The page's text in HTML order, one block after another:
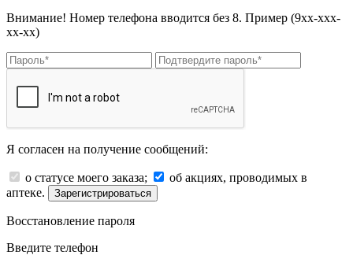
Внимание! Номер телефона вводится без 8. Пример (9хх-ххх-
хх-хх)
Я согласен на получение сообщений:
о статусе моего заказа;
об акциях, проводимых в
аптеке.
Зарегистрироваться
Восстановление пароля
Введите телефон